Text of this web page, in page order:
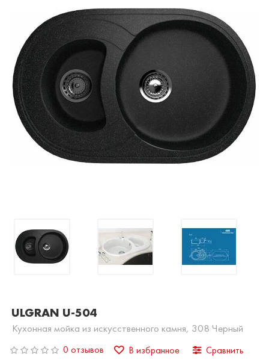
ULGRAN U-504
Кухонная мойка из искусственного камня, 308 Черный
0 отзывов В избранное Сравнить